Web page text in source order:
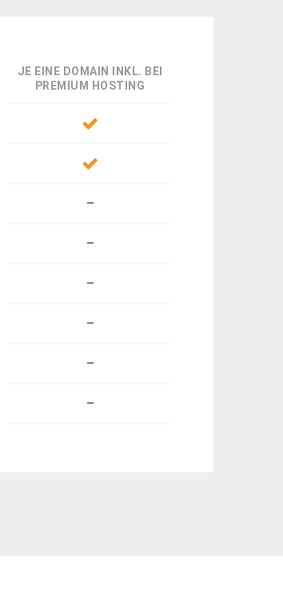
JE EINE DOMAIN INKL. BEI
PREMIUM HOSTING
–
–
–
–
–
–